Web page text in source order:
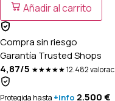
Añadir al carrito
Compra sin riesgo
Garantía Trusted Shops
4,87/5 ★★★★★12.482
Protegida hasta +info 2.500 €